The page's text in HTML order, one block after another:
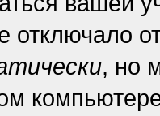
отключало
, но